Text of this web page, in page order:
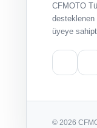
CFMOTO
desteklenen
üyeye
© 2026